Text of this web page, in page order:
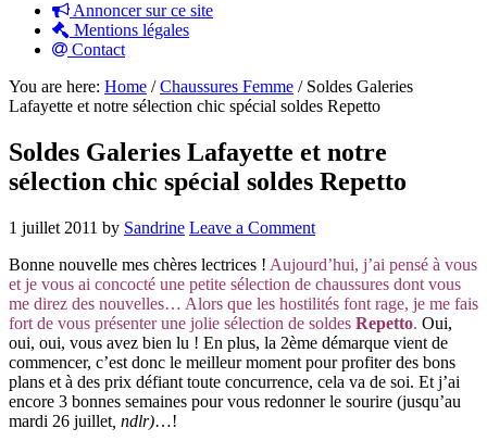
Annoncer sur ce site
Mentions légales
Contact
You are here: Home / Chaussures Femme /Soldes Galeries
Lafayette et notre sélection chic spécial soldes Repetto
Soldes Galeries Lafayette et notre
sélection chic spécial soldes Repetto
1 juillet 2011 by Sandrine Leave a Comment
Bonne nouvelle mes chères lectrices ! Aujourd’hui, j’ai pensé à vous
et je vous ai concocté une petite sélection de chaussures dont vous
me direz des nouvelles… Alors que les hostilités font rage, je me fais
fort de vous présenter une jolie sélection de soldes Repetto. Oui,
oui, oui, vous avez bien lu ! En plus, la 2ème démarque vient de
commencer, c’est donc le meilleur moment pour profiter des bons
plans et à des prix défiant toute concurrence, cela va de soi. Et j’ai
encore 3 bonnes semaines pour vous redonner le sourire (jusqu’au
mardi 26 juillet , ndlr)…!